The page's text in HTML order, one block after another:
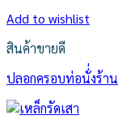
Add to wishlist
สินค้าขายดี
ปลอกครอบท่อนั่่งร้าน